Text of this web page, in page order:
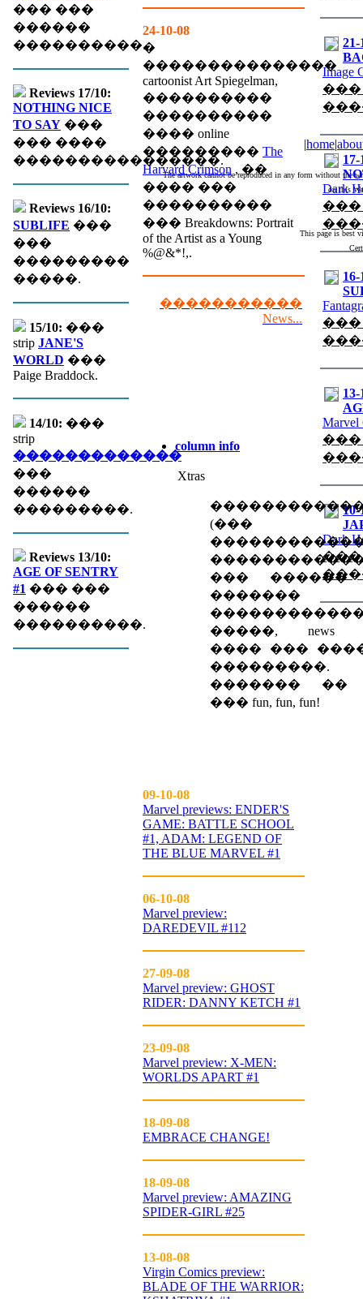
��� ���
������
����������.
Reviews 17/10:
NOTHING NICE
TO SAY ���
��� ����
����������������.
Reviews 16/10:
SUBLIFE ���
���
���������
�����.
15/10: ���
strip JANE'S
WORLD ���
Paige Braddock.
14/10: ���
strip
�������������
���
������
���������.
Reviews 13/10:
AGE OF SENTRY
#1 ��� ���
������
����������.
24-10-08
�
���������������
cartoonist Art Spiegelman,
����������
����������
���� online
��������� The
Harvard Crimson , ��
���� ���
����������
��� Breakdowns: Portrait
of the Artist as a Young
%@&*!,.
�����������
News...
column info
Xtras
(���
��� ������
�������
�����, news
���� ���
���������.
������� ��
��� fun, fun, fun!
09-10-08
Marvel previews: ENDER'S
GAME: BATTLE SCHOOL
#1, ADAM: LEGEND OF
THE BLUE MARVEL #1
06-10-08
Marvel preview:
DAREDEVIL #112
27-09-08
Marvel preview: GHOST
RIDER: DANNY KETCH #1
23-09-08
Marvel preview: X-MEN:
WORLDS APART #1
18-09-08
EMBRACE CHANGE!
18-09-08
Marvel preview: AMAZING
SPIDER-GIRL #25
13-08-08
Virgin Comics preview:
BLADE OF THE WARRIOR:
21-
Image
17-
Dark
16-
13-
Marvel
10-
Dark
|home|
The artwork cannot be reproduced in any form without the
on this
This page is best